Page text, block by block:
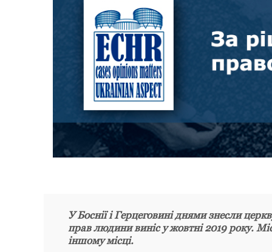
У Боснії і Герцеговині днями знесли
прав людини виніс у жовтні 2019 року.
іншому місці.